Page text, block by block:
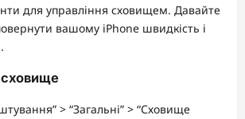
для управління сховищем. Давайте
вашому iPhone швидкість і
сховище
> “Загальні” > “Сховище